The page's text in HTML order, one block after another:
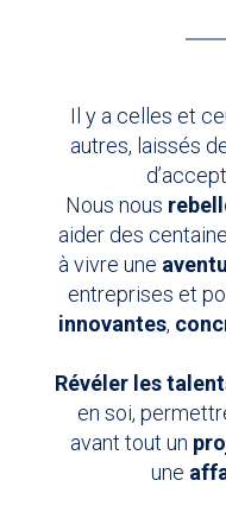
Il y a celles et
autres, laissés
Nous nous
aider des
à vivre une
entreprises et
innovantes,
Révéler les
en soi,
avant tout un
une